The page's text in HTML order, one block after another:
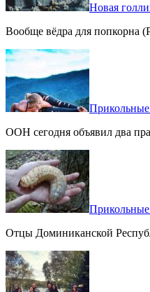
Новая
Вообще вёдра для попкорна
ООН сегодня объявил два
Отцы Доминиканской